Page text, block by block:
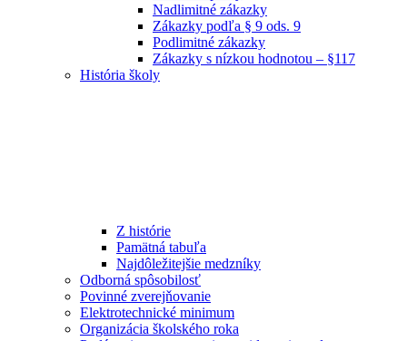
Nadlimitné zákazky
Zákazky podľa § 9 ods. 9
Podlimitné zákazky
Zákazky s nízkou hodnotou – §117
História školy
Z histórie
Pamätná tabuľa
Najdôležitejšie medzníky
Odborná spôsobilosť
Povinné zverejňovanie
Elektrotechnické minimum
Organizácia školského roka